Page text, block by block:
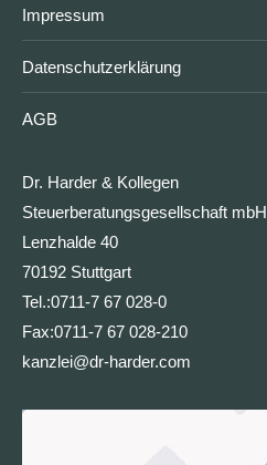
Impressum
Datenschutzerklärung
AGB
Dr. Harder & Kollegen
Steuerberatungsgesellschaft mbH
Lenzhalde 40
70192 Stuttgart
Tel.:0711-7 67 028-0
Fax:0711-7 67 028-210
kanzlei@dr-harder.com